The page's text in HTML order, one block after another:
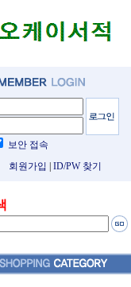
보안 접속
회원가입
ID/PW 찾기